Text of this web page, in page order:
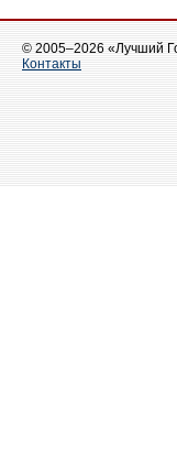
© 2005–2026 «Лучший
Контакты